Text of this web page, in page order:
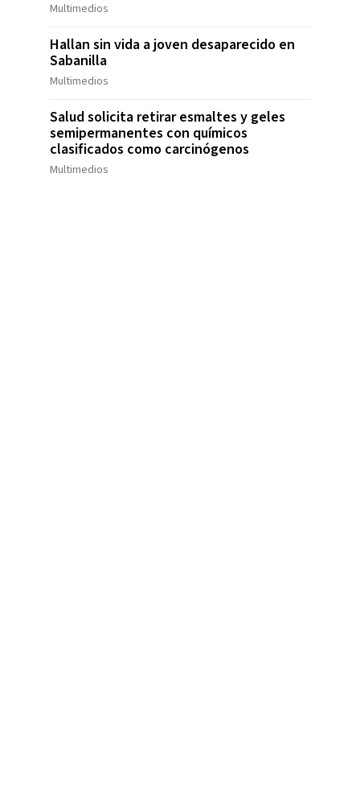
Multimedios
Hallan sin vida a joven desaparecido en
Sabanilla
Multimedios
Salud solicita retirar esmaltes y geles
semipermanentes con químicos
clasificados como carcinógenos
Multimedios